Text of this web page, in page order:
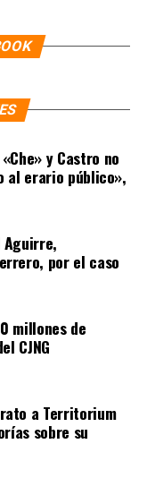
salieron
un cubrebocas
y vecinos
y Castro no
al erario público»,
Aguirre,
por el caso
millones de
CJNG
a Territorium
sobre su